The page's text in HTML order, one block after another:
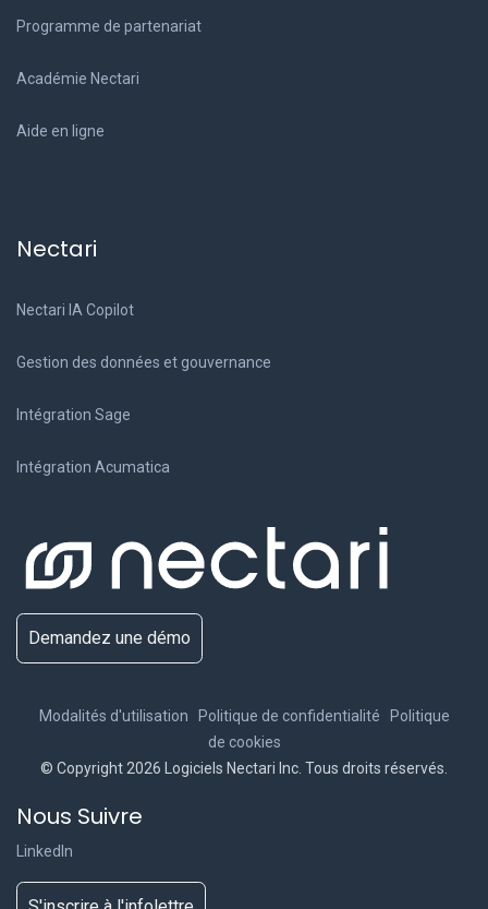
Programme de partenariat
Académie Nectari
Aide en ligne
Nectari
Nectari IA Copilot
Gestion des données et gouvernance
Intégration Sage
Intégration Acumatica
Demandez une démo
Modalités d'utilisation Politique de confidentialité
Politique
de cookies
© Copyright 2026 Logiciels Nectari Inc. Tous droits réservés.
Nous Suivre
LinkedIn